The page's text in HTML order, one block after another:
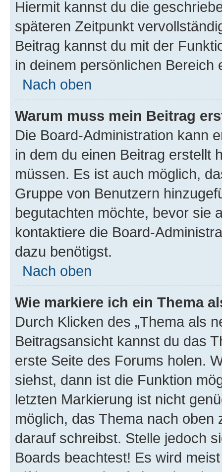
Hiermit kannst du die
späteren Zeitpunkt
Beitrag kannst du mit der
in deinem persönlichen Bereich
Nach oben
Warum muss mein Beitrag
Die Board-Administration kann
in dem du einen Beitrag erstellt
müssen. Es ist auch möglich,
Gruppe von Benutzern
begutachten möchte, bevor sie
kontaktiere die Board-
dazu benötigst.
Nach oben
Wie markiere ich ein Thema
Durch Klicken des „Thema als
Beitragsansicht kannst du das
erste Seite des Forums holen.
siehst, dann ist die Funktion
letzten Markierung ist nicht
möglich, das Thema nach oben
darauf schreibst. Stelle jedoch
Boards beachtest! Es wird